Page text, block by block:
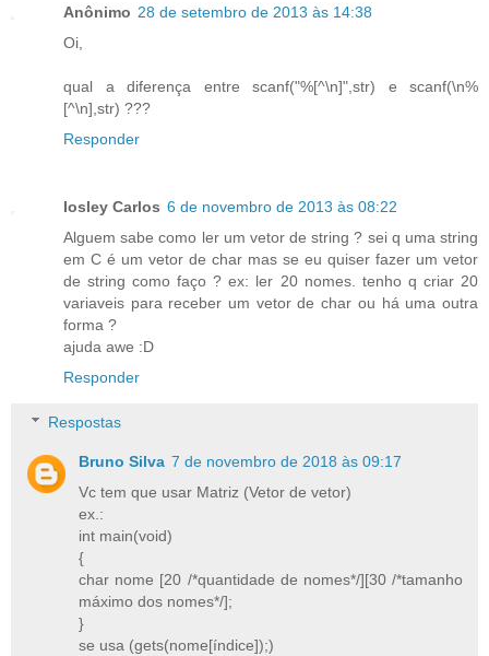
Anônimo 28 de setembro de 2013 às 14:38
Oi,
qual a diferença entre scanf("%[^\n]",str) e scanf(\n%
[^\n],str) ???
Responder
Iosley Carlos 6 de novembro de 2013 às 08:22
Alguem sabe como ler um vetor de string ? sei q uma string
em C é um vetor de char mas se eu quiser fazer um vetor
de string como faço ? ex: ler 20 nomes. tenho q criar 20
variaveis para receber um vetor de char ou há uma outra
forma ?
ajuda awe :D
Responder
Respostas
Bruno Silva 7 de novembro de 2018 às 09:17
Vc tem que usar Matriz (Vetor de vetor)
ex.:
int main(void)
{
char nome [20 /*quantidade de nomes*/][30 /*tamanho
máximo dos nomes*/];
}
se usa (gets(nome[índice]);)